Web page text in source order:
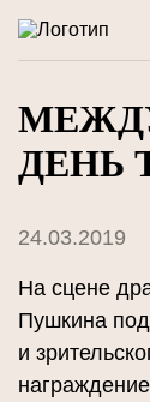
ДЕНЬ
24.03.2019
На сцене
Пушкина
и